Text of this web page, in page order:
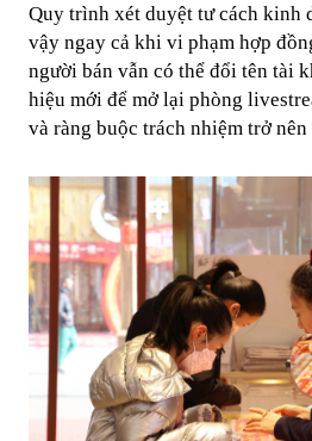
Quy trình xét duyệt tư cách kinh
vậy ngay cả khi vi phạm hợp
người bán vẫn có thể đổi tên tài
hiệu mới để mở lại phòng
và ràng buộc trách nhiệm trở